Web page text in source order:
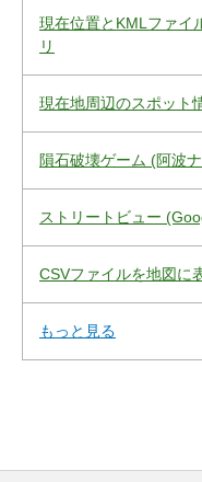
現在位置とKMLファイ
リ
現在地周辺のスポット
隕石破壊ゲーム (阿波
ストリートビュー
CSVファイルを地図に
もっと見る